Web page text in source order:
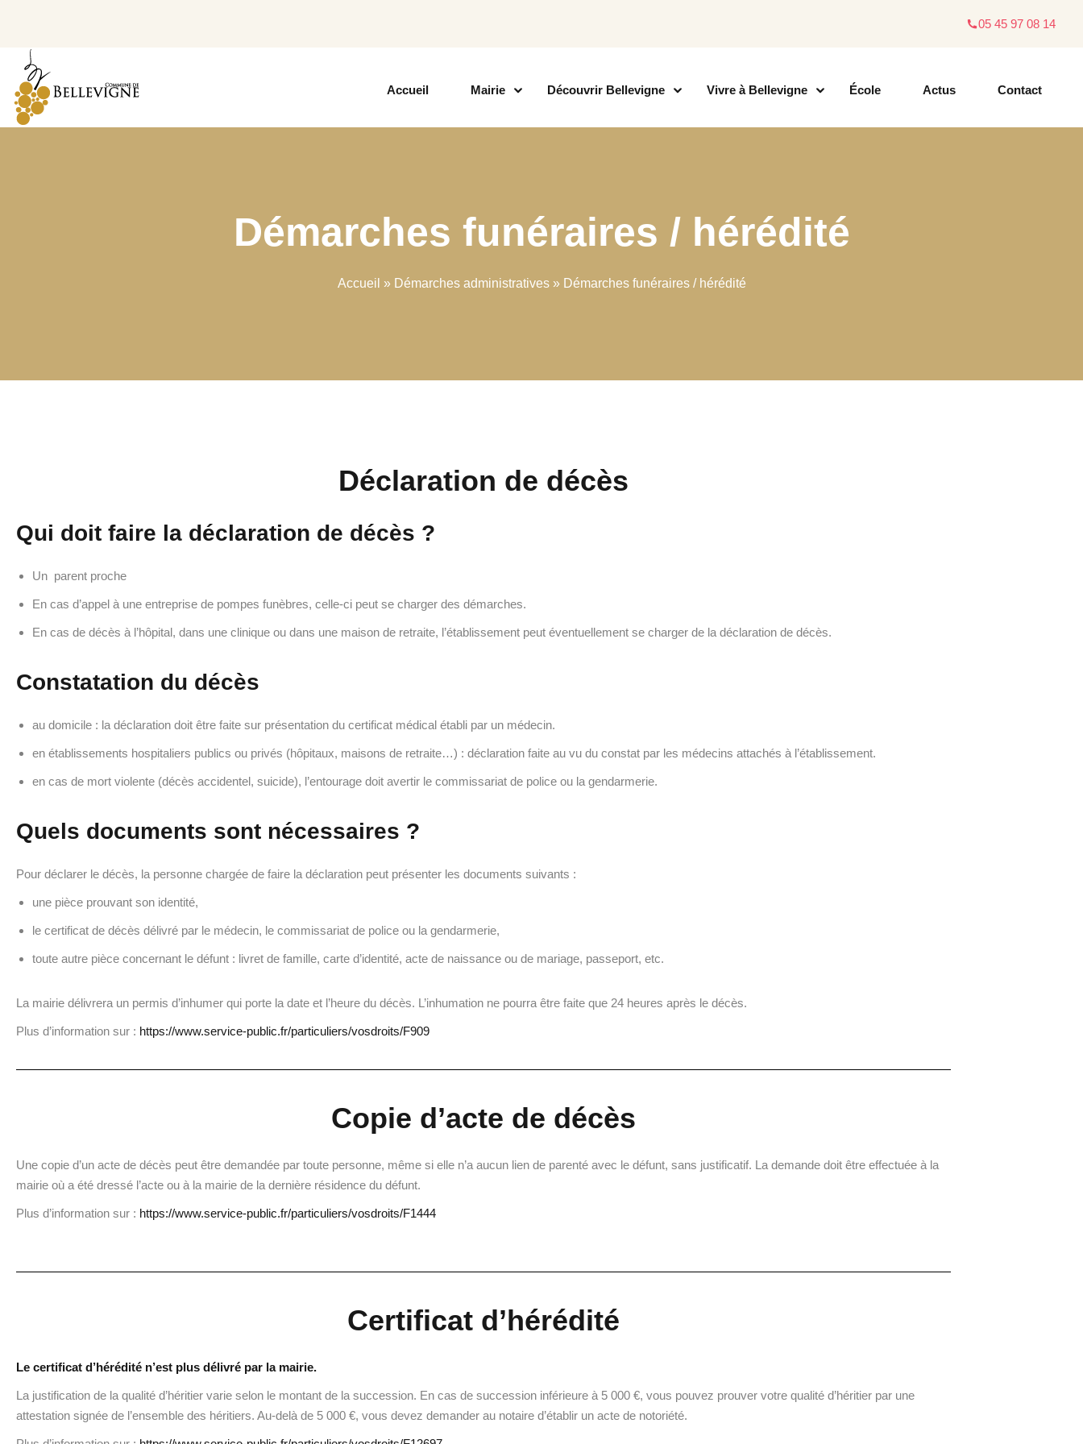
05 45 97 08 14
Accueil Mairie Découvrir Bellevigne Vivre à Bellevigne École Actus Contact
Démarches funéraires / hérédité
Accueil » Démarches administratives» Démarches funéraires / hérédité
Déclaration de décès
Qui doit faire la déclaration de décès ?
Un parent proche
En cas d’appel à une entreprise de pompes funèbres, celle-ci peut se charger des démarches.
En cas de décès à l’hôpital, dans une clinique ou dans une maison de retraite, l’établissement peut éventuellement se charger de la déclaration de décès.
Constatation du décès
au domicile : la déclaration doit être faite sur présentation du certificat médical établi par un médecin.
en établissements hospitaliers publics ou privés (hôpitaux, maisons de retraite…) : déclaration faite au vu du constat par les médecins attachés à l’établissement.
en cas de mort violente (décès accidentel, suicide), l’entourage doit avertir le commissariat de police ou la gendarmerie.
Quels documents sont nécessaires ?
Pour déclarer le décès, la personne chargée de faire la déclaration peut présenter les documents suivants :
une pièce prouvant son identité,
le certificat de décès délivré par le médecin, le commissariat de police ou la gendarmerie,
toute autre pièce concernant le défunt : livret de famille, carte d’identité, acte de naissance ou de mariage, passeport, etc.
La mairie délivrera un permis d’inhumer qui porte la date et l’heure du décès. L’inhumation ne pourra être faite que 24 heures après le décès.
Plus d’information sur : https://www.service-public.fr/particuliers/vosdroits/F909
Copie d’acte de décès
Une copie d’un acte de décès peut être demandée par toute personne, même si elle n’a aucun lien de parenté avec le défunt, sans justificatif. La demande doit être effectuée à la
mairie où a été dressé l’acte ou à la mairie de la dernière résidence du défunt.
Plus d’information sur : https://www.service-public.fr/particuliers/vosdroits/F1444
Certificat d’hérédité
Le certificat d’hérédité n’est plus délivré par la mairie.
La justification de la qualité d’héritier varie selon le montant de la succession. En cas de succession inférieure à 5 000 €, vous pouvez prouver votre qualité d’héritier par une
attestation signée de l’ensemble des héritiers. Au-delà de 5 000 €, vous devez demander au notaire d’établir un acte de notoriété.